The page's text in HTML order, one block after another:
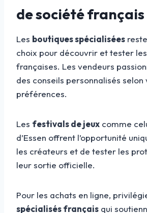
de société français
Les boutiques spécialisées
choix pour découvrir et tester
françaises. Les vendeurs
des conseils personnalisés selon
préférences.
Les festivals de jeux comme
d’Essen offrent l’opportunité
les créateurs et de tester les
leur sortie officielle.
Pour les achats en ligne,
spécialisés français qui